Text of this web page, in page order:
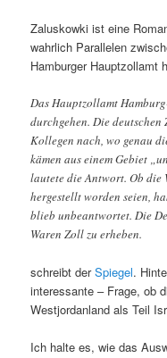
Zaluskowki ist eine
wahrlich Parallelen
Hamburger Hauptzollamt
Das Hauptzollamt
durchgehen. Die
Kollegen nach, wo genau
kämen aus einem Gebiet
lautete die Antwort. Ob die
hergestellt worden seien,
blieb unbeantwortet. Die
Waren Zoll zu erheben.
schreibt derSpiegel.
interessante – Frage, ob
Westjordanland als Teil
Ich halte es, wie das